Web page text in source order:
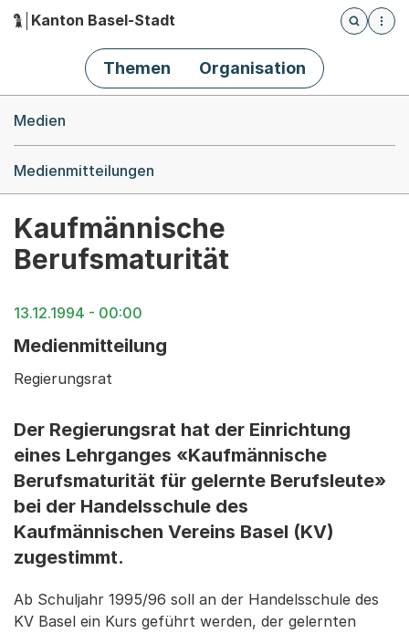
Hauptnavigation
Kanton Basel-Stadt
Öffnet
Themen Organisation
Medien
Medienmitteilungen
Kaufmännische
Berufsmaturität
13.12.1994 - 00:00
Medienmitteilung
Regierungsrat
Der Regierungsrat hat der Einrichtung
eines Lehrganges «Kaufmännische
Berufsmaturität für gelernte Berufsleute»
bei der Handelsschule des
Kaufmännischen Vereins Basel (KV)
zugestimmt.
Ab Schuljahr 1995/96 soll an der Handelsschule des
KV Basel ein Kurs geführt werden, der gelernten